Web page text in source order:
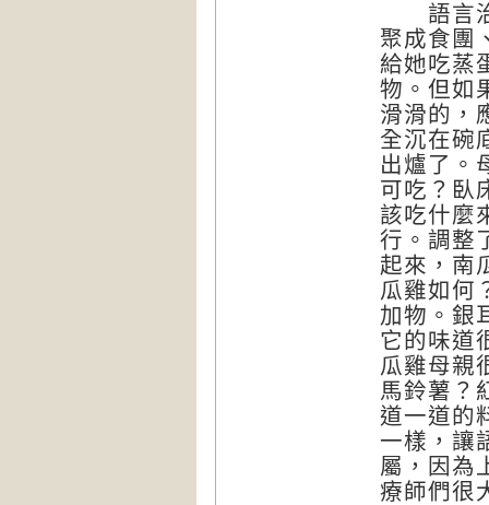
語言治
聚成食團
給她吃蒸
物。但如
滑滑的，
全沉在碗
出爐了。
可吃？臥
該吃什麼
行。調整
起來，南
瓜雞如何
加物。銀
它的味道
瓜雞母親
馬鈴薯？
道一道的
一樣，讓
屬，因為
療師們很